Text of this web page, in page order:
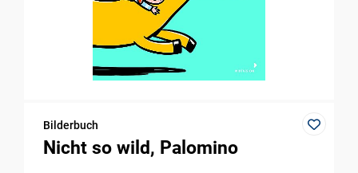
Bilderbuch
Nicht so wild, Palomino